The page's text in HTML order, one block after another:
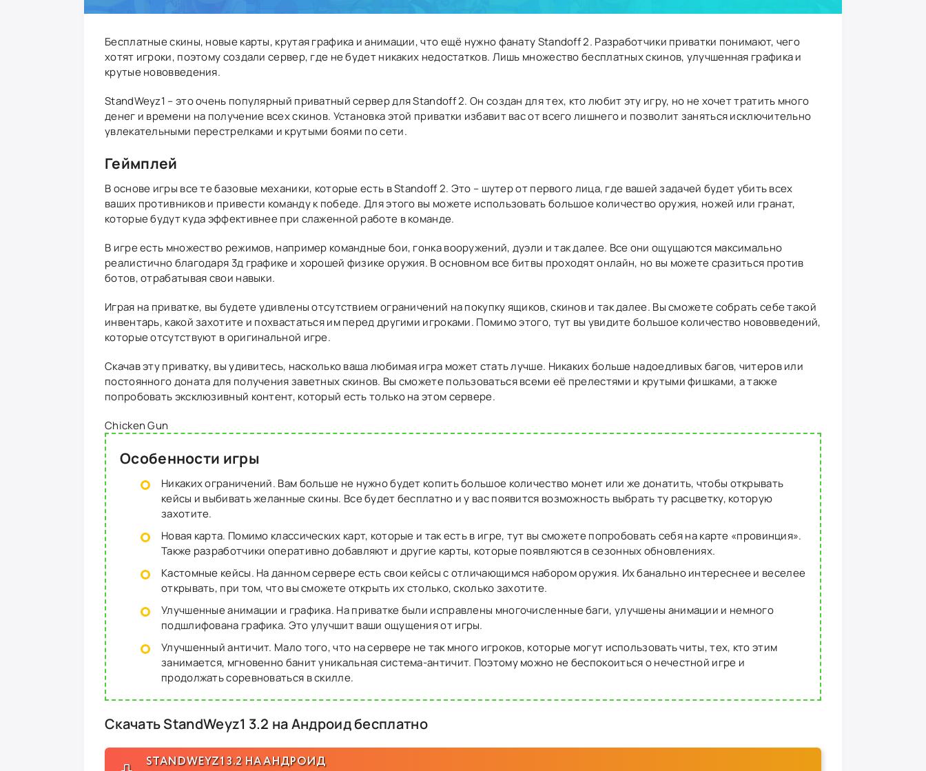
Бесплатные скины, новые карты, крутая графика и анимации, что ещё нужно фанату Standoff 2. Разработчики приватки понимают, чего
хотят игроки, поэтому создали сервер, где не будет никаких недостатков. Лишь множество бесплатных скинов, улучшенная графика и
крутые нововведения.
StandWeyz1 – это очень популярный приватный сервер для Standoff 2. Он создан для тех, кто любит эту игру, но не хочет тратить много
денег и времени на получение всех скинов. Установка этой приватки избавит вас от всего лишнего и позволит заняться исключительно
увлекательными перестрелками и крутыми боями по сети.
Геймплей
В основе игры все те базовые механики, которые есть в Standoff 2. Это – шутер от первого лица, где вашей задачей будет убить всех
ваших противников и привести команду к победе. Для этого вы можете использовать большое количество оружия, ножей или гранат,
которые будут куда эффективнее при слаженной работе в команде.
В игре есть множество режимов, например командные бои, гонка вооружений, дуэли и так далее. Все они ощущаются максимально
реалистично благодаря 3д графике и хорошей физике оружия. В основном все битвы проходят онлайн, но вы можете сразиться против
ботов, отрабатывая свои навыки.
Играя на приватке, вы будете удивлены отсутствием ограничений на покупку ящиков, скинов и так далее. Вы сможете собрать себе такой
инвентарь, какой захотите и похвастаться им перед другими игроками. Помимо этого, тут вы увидите большое количество нововведений,
которые отсутствуют в оригинальной игре.
Скачав эту приватку, вы удивитесь, насколько ваша любимая игра может стать лучше. Никаких больше надоедливых багов, читеров или
постоянного доната для получения заветных скинов. Вы сможете пользоваться всеми её прелестями и крутыми фишками, а также
попробовать эксклюзивный контент, который есть только на этом сервере.
Chicken Gun
Особенности игры
Никаких ограничений. Вам больше не нужно будет копить большое количество монет или же донатить, чтобы открывать
кейсы и выбивать желанные скины. Все будет бесплатно и у вас появится возможность выбрать ту расцветку, которую
захотите.
Новая карта. Помимо классических карт, которые и так есть в игре, тут вы сможете попробовать себя на карте «провинция».
Также разработчики оперативно добавляют и другие карты, которые появляются в сезонных обновлениях.
Кастомные кейсы. На данном сервере есть свои кейсы с отличающимся набором оружия. Их банально интереснее и веселее
открывать, при том, что вы сможете открыть их столько, сколько захотите.
Улучшенные анимации и графика. На приватке были исправлены многочисленные баги, улучшены анимации и немного
подшлифована графика. Это улучшит ваши ощущения от игры.
Улучшенный античит. Мало того, что на сервере не так много игроков, которые могут использовать читы, тех, кто этим
занимается, мгновенно банит уникальная система-античит. Поэтому можно не беспокоиться о нечестной игре и
продолжать соревноваться в скилле.
Скачать StandWeyz1 3.2 на Андроид бесплатно
STANDWEYZ1 3.2 НА АНДРОИД